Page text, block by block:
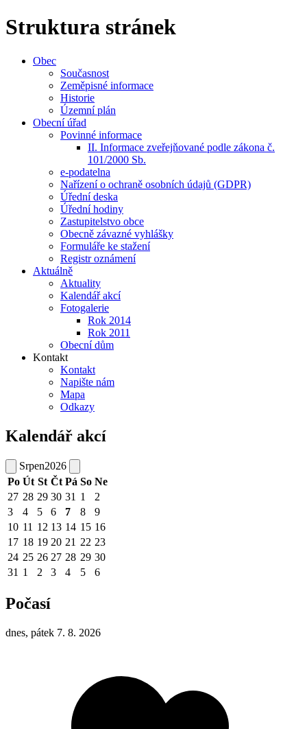
Struktura stránek
Obec
Současnost
Zeměpisné informace
Historie
Územní plán
Obecní úřad
Povinné informace
II. Informace zveřejňované podle zákona č.
101/2000 Sb.
e-podatelna
Nařízení o ochraně osobních údajů (GDPR)
Úřední deska
Úřední hodiny
Zastupitelstvo obce
Obecně závazné vyhlášky
Formuláře ke stažení
Registr oznámení
Aktuálně
Aktuality
Kalendář akcí
Fotogalerie
Rok 2014
Rok 2011
Obecní dům
Kontakt
Kontakt
Napište nám
Mapa
Odkazy
Kalendář akcí
Srpen2026
Po Út St Čt Pá So Ne
27 28 29 30 31 1
2
3
4 5 6 7 8
9
10 11 12 13 14 15 16
17 18 19 20 21 22 23
24 25 26 27 28 29 30
31 1 2 3 4 5 6
Počasí
dnes, pátek 7. 8. 2026